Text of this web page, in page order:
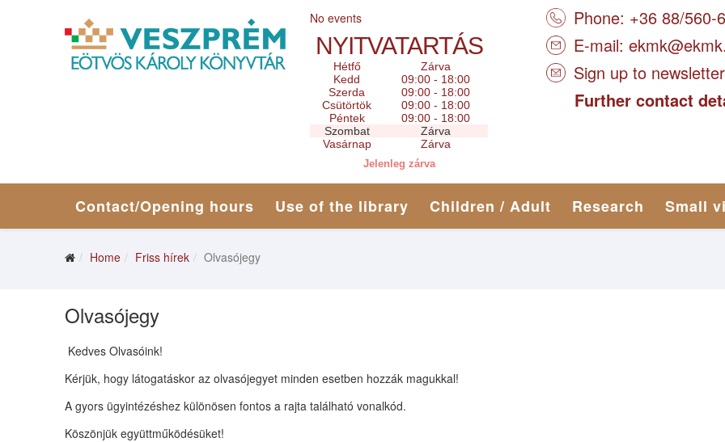
No events
NYITVATARTÁS
Hétfő
Zárva
Kedd
09:00 - 18:00
Szerda
09:00 - 18:00
Csütörtök
09:00 - 18:00
Péntek
09:00 - 18:00
Szombat
Zárva
Vasárnap
Zárva
Jelenleg zárva
Phone: +36 88/560-
E-mail:
Sign up to newsletter
Further contact
Contact/Opening hours Use of the library Children / Adult Research Small
Home Friss hírek Olvasójegy
Olvasójegy
Kedves Olvasóink!
Kérjük, hogy látogatáskor az olvasójegyet minden esetben hozzák magukkal!
A gyors ügyintézéshez különösen fontos a rajta található vonalkód.
Köszönjük együttműködésüket!